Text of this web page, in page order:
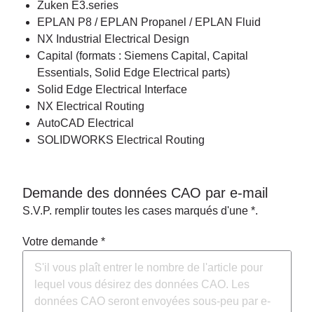
Zuken E3.series
EPLAN P8 / EPLAN Propanel / EPLAN Fluid
NX Industrial Electrical Design
Capital (formats : Siemens Capital, Capital
Essentials, Solid Edge Electrical parts)
Solid Edge Electrical Interface
NX Electrical Routing
AutoCAD Electrical
SOLIDWORKS Electrical Routing
Demande des données CAO par e-mail
S.V.P. remplir toutes les cases marqués d'une *.
Votre demande *